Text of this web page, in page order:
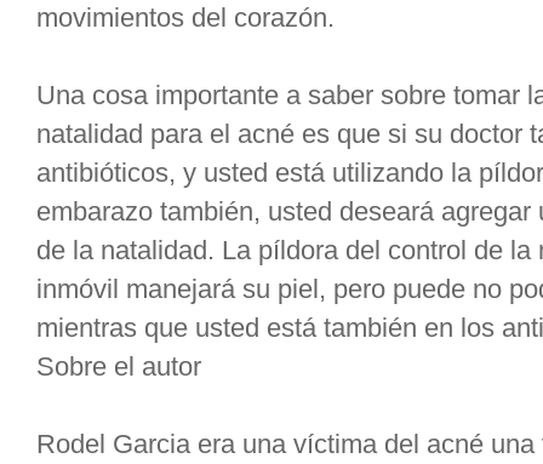
movimientos del corazón.
Una cosa importante a saber sobre tomar
natalidad para el acné es que si su doctor
antibióticos, y usted está utilizando la
embarazo también, usted deseará
de la natalidad. La píldora del control de
inmóvil manejará su piel, pero puede no
mientras que usted está también en los
Sobre el autor
Rodel Garcia era una víctima del acné